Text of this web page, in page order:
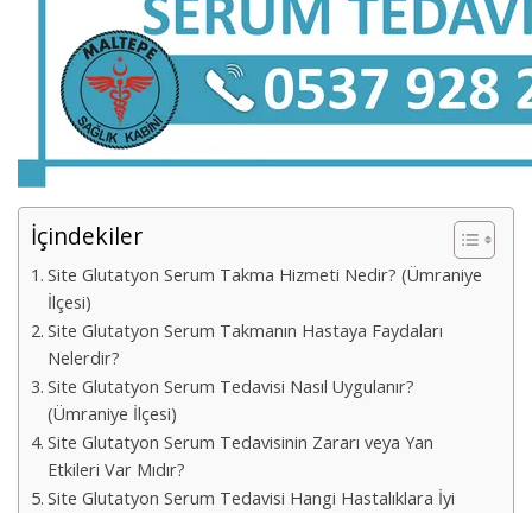
İçindekiler
Site Glutatyon Serum Takma Hizmeti Nedir? (Ümraniye
İlçesi)
Site Glutatyon Serum Takmanın Hastaya Faydaları
Nelerdir?
Site Glutatyon Serum Tedavisi Nasıl Uygulanır?
(Ümraniye İlçesi)
Site Glutatyon Serum Tedavisinin Zararı veya Yan
Etkileri Var Mıdır?
Site Glutatyon Serum Tedavisi Hangi Hastalıklara İyi